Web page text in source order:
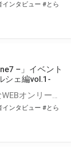
インタビュー #とら
–」イベント
シェ編vol.1-
こんにちは、とらのあなWEBオンリー運営スタッフです。 新たにお届けする、イベント主催者インタビュー-マルシェ編-は、 とらのあなWEBオンリー「マルシェ」をご利用した主催様に 「マルシェ」を使って開催した感想や心がけをお聞きする企画です。 今回は、WEBオンリー開催7回目迎えた「マレシルプラン – Online7 –」より、 主催の玉川うた様にお話を伺いました。 ▼マレシルプランのインタビュー前回記事 「イベント主催者インタビュー vol.6」はこちら 協力：玉川うた様（マレシルプラン実行委員会 代表）／イベント公式Twitter（@mallesil_plan） とらのあなWEBオンリー「マルシェ」とは？ WEBオンリーでリアルタイムでコミュニケーションがとれるオンライン会場です。
インタビュー #とら